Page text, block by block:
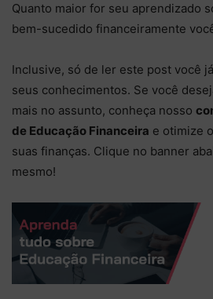
Quanto maior for seu aprendizado
bem-sucedido financeiramente
Inclusive, só de ler este post você
seus conhecimentos. Se você
mais no assunto, conheça nosso
de Educação Financeira e otimize
suas finanças. Clique no banner
mesmo!